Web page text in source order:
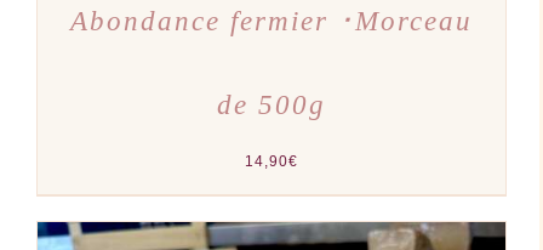
Abondance fermier ･Morceau
de 500g
14,90€